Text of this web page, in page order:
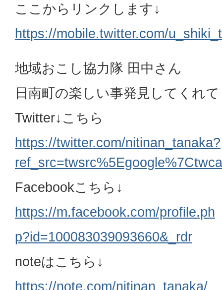
ここからリンクします↓
https://mobile.twitter.com/
地域おこし協力隊 田中さん
日南町の楽しい事発見してくれ
Twitter↓こちら
https://twitter.com/nitinan_tanaka?
Facebookこちら↓
https://m.facebook.com/profile.ph
p?id=100083039093660&_rdr
noteはこちら↓
https://note.com/nitinan_tanaka/